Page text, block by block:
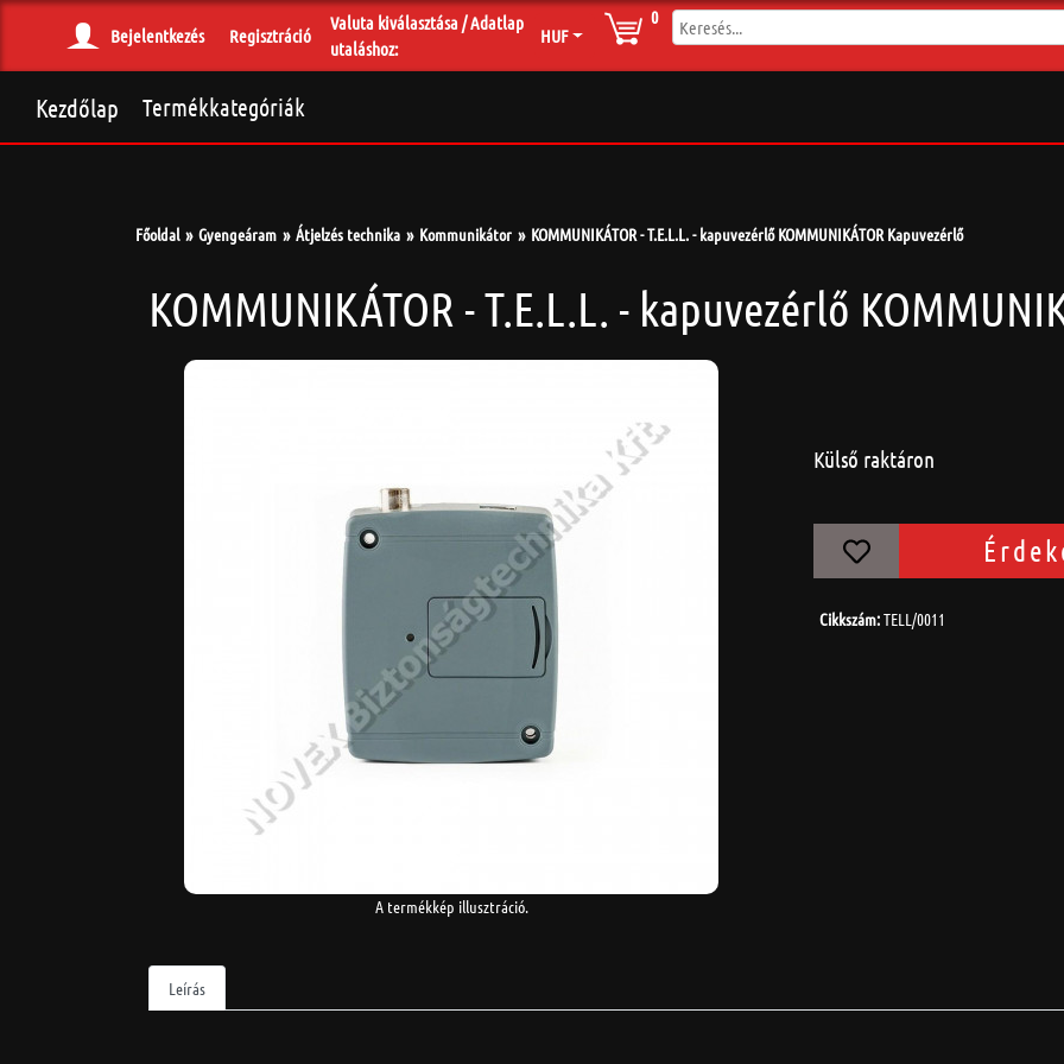
Bejelentkezés Regisztráció
Valuta kiválasztása / Adatlap
utaláshoz:
HUF
0
Termékkategóriák
Kezdőlap
Főoldal Gyengeáram Átjelzés technika Kommunikátor KOMMUNIKÁTOR - T.E.L.L. - kapuvezérlő KOMMUNIKÁTOR Kapuvezérlő
KOMMUNIKÁTOR - T.E.L.L. - kapuvezérlő
A termékkép illusztráció.
Külső raktáron
Cikkszám:TELL/0011
Leírás